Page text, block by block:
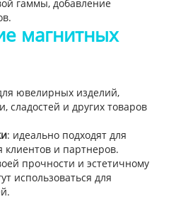
гаммы, добавление
магнитных
ювелирных изделий,
сладостей и других товаров
: идеально подходят для
клиентов и партнеров.
прочности и эстетичному
использоваться для